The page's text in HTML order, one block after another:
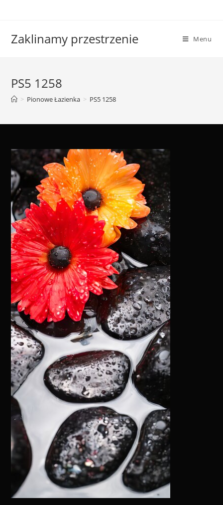
Zaklinamy przestrzenie Menu
PS5 1258
> Pionowe Łazienka > PS5 1258